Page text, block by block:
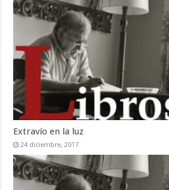
Extravío en la luz
24 diciembre, 2017